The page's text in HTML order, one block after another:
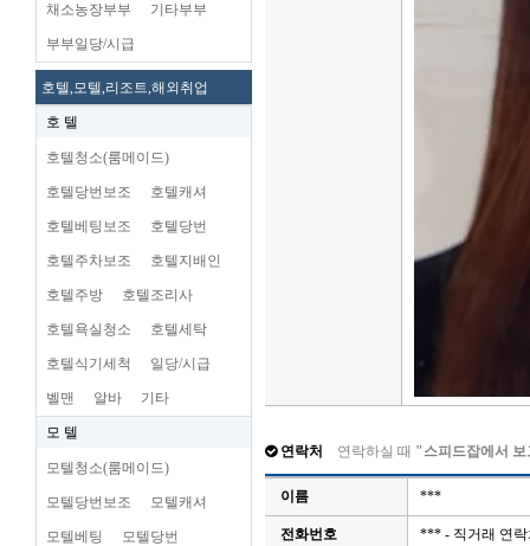
채소농장부부 기타부부
부부일당/시급
호텔,모텔,리조트,해외취업
호 텔
호텔청소(룸메이드)
호텔당번보조 호텔캐셔
호텔베팅보조 호텔당번
호텔주차보조 호텔지배인
호텔주방 호텔조리사
호텔욕실청소 호텔세탁
호텔식기세척 일당/시급
벨맨 알바 기타
모 텔
모텔청소(룸메이드)
모텔당번보조 모텔캐셔
모텔베팅 모텔당번
연락처 연락하실 때 "스피드잡에서
이름 ***
전화번호 *** - 직거래 연